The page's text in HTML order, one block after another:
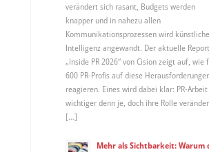
verändert sich rasant, Budgets werden
knapper und in nahezu allen
Kommunikationsprozessen wird künstliche
Intelligenz angewandt. Der aktuelle Report
„Inside PR 2026“ von Cision zeigt auf, wie
600 PR-Profis auf diese
reagieren. Eines wird dabei klar: PR-
wichtiger denn je, doch ihre Rolle
[…]
Mehr als Sichtbarkeit: Warum